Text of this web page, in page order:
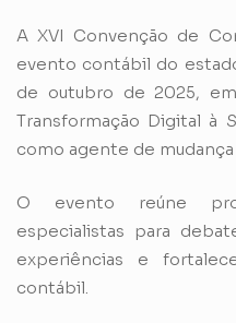
A XVI Convenção de
evento contábil do
de outubro de 2025,
Transformação Digital à
como agente de mudança
O evento reúne
especialistas para
experiências e
contábil.